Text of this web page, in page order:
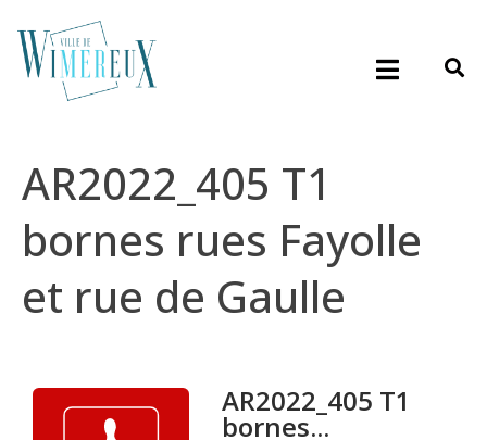
AR2022_405 T1
bornes rues Fayolle
et rue de Gaulle
AR2022_405 T1
bornes...